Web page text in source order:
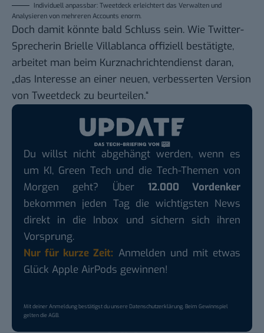
Individuell anpassbar: Tweetdeck erleichtert das Verwalten und
Analysieren von mehreren Accounts enorm.
Doch damit könnte bald Schluss sein. Wie Twitter-
Sprecherin Brielle Villablanca offiziell bestätigte,
arbeitet man beim Kurznachrichtendienst daran,
„das Interesse an einer neuen, verbesserten Version
von Tweetdeck zu beurteilen.“
Du willst nicht abgehängt werden, wenn es
um KI, Green Tech und die Tech-Themen von
Morgen geht? Über 12.000 Vordenker
bekommen jeden Tag die wichtigsten News
direkt in die Inbox und sichern sich ihren
Vorsprung.
Nur für kurze Zeit: Anmelden und mit etwas
Glück Apple AirPods gewinnen!
Mit deiner Anmeldung bestätigst du unsereDatenschutzerklärung. Beim Gewinnspiel
gelten dieAGB.